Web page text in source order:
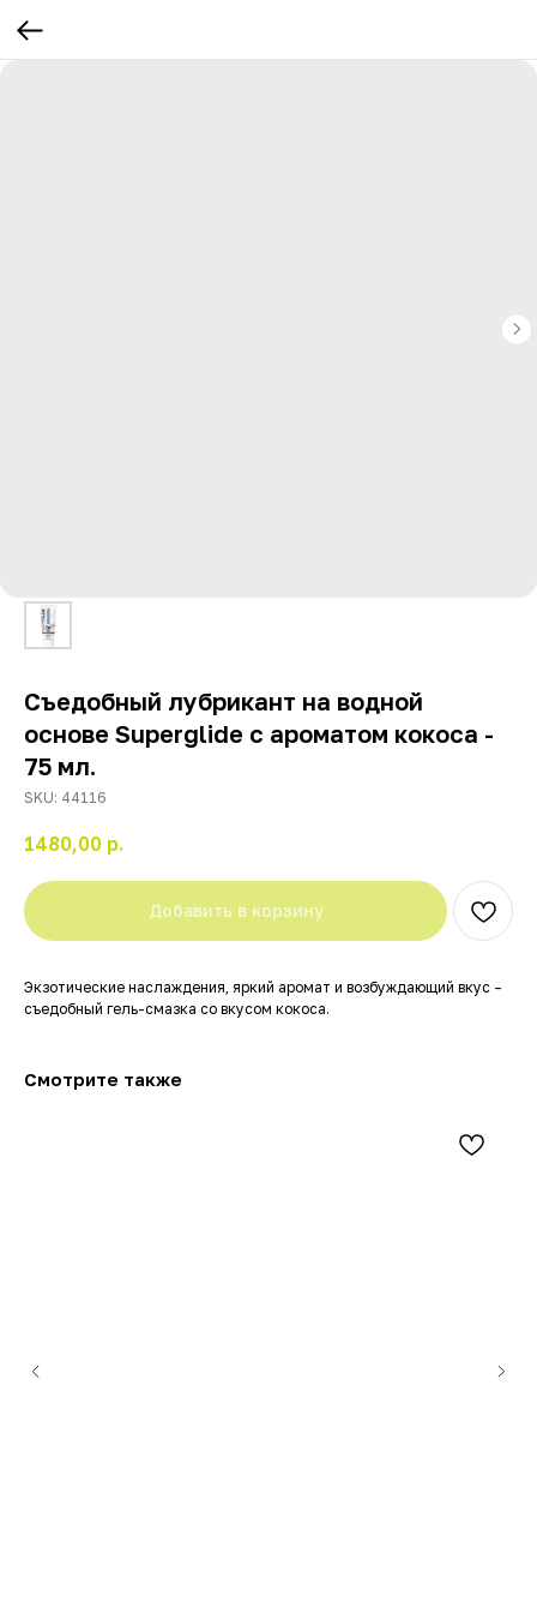
Съедобный лубрикант на водной
основе Superglide с ароматом кокоса -
75 мл.
SKU: 44116
1480,00 р.
Добавить в корзину
Экзотические наслаждения, яркий аромат и возбуждающий вкус –
съедобный гель-смазка со вкусом кокоса.
Смотрите также